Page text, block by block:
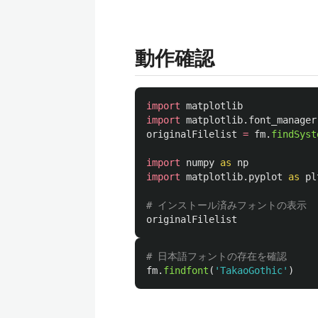
動作確認
import matplotlib
import matplotlib.font_manager
originalFilelist = fm.
import numpy as
np
import matplotlib.pyplot as
originalFilelist
fm. findfont ( 'TakaoGothic' )